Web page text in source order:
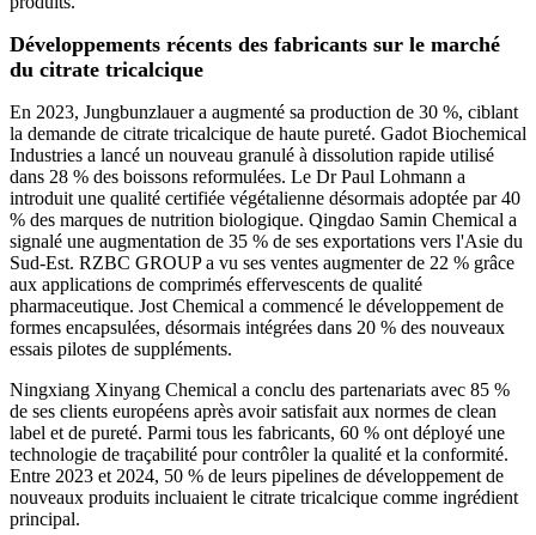
Développements récents des fabricants sur le marché
du citrate tricalcique
En 2023, Jungbunzlauer a augmenté sa production de 30 %, ciblant
la demande de citrate tricalcique de haute pureté. Gadot Biochemical
Industries a lancé un nouveau granulé à dissolution rapide utilisé
dans 28 % des boissons reformulées. Le Dr Paul Lohmann a
introduit une qualité certifiée végétalienne désormais adoptée par 40
% des marques de nutrition biologique. Qingdao Samin Chemical a
signalé une augmentation de 35 % de ses exportations vers l'Asie du
Sud-Est. RZBC GROUP a vu ses ventes augmenter de 22 % grâce
aux applications de comprimés effervescents de qualité
pharmaceutique. Jost Chemical a commencé le développement de
formes encapsulées, désormais intégrées dans 20 % des nouveaux
essais pilotes de suppléments.
Ningxiang Xinyang Chemical a conclu des partenariats avec 85 %
de ses clients européens après avoir satisfait aux normes de clean
label et de pureté. Parmi tous les fabricants, 60 % ont déployé une
technologie de traçabilité pour contrôler la qualité et la conformité.
Entre 2023 et 2024, 50 % de leurs pipelines de développement de
nouveaux produits incluaient le citrate tricalcique comme ingrédient
principal.